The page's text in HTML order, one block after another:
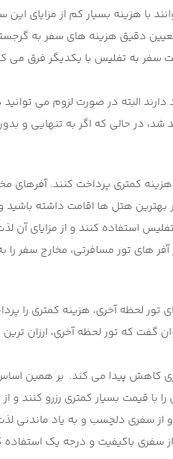
هزینه بسیار کم از مزایای
دقیق هزینه های سفر به
سفر به تفلیس با یکدیگر فرق
البته در صورت لزوم می
حالی که اگر به تنهایی و
کمتری پرداخت کنند.
هتل ها اقامت داشته باشید
استفاده کنند و از مزایای
آفر های تور مسافرتی، مخارج سفر
تور لحظه آخری، هزینه کمتری
که تور لحظه آخری، ارزان
کاهش پیدا می کند. بر همین
قیمت بسیار کمتری رزرو کنند و
از سفری دلچسب و به یاد
سفری باکیفیت و درجه یک استفاده